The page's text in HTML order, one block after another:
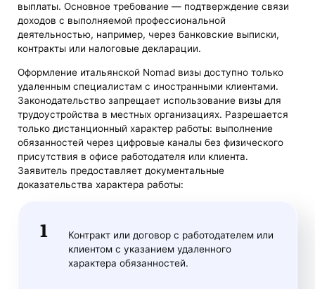
выплаты. Основное требование — подтверждение связи
доходов с выполняемой профессиональной
деятельностью, например, через банковские выписки,
контракты или налоговые декларации.
Оформление итальянской Nomad визы доступно только
удаленным специалистам с иностранными клиентами.
Законодательство запрещает использование визы для
трудоустройства в местных организациях. Разрешается
только дистанционный характер работы: выполнение
обязанностей через цифровые каналы без физического
присутствия в офисе работодателя или клиента.
Заявитель предоставляет документальные
доказательства характера работы:
Контракт или договор с работодателем или
клиентом с указанием удаленного
характера обязанностей.